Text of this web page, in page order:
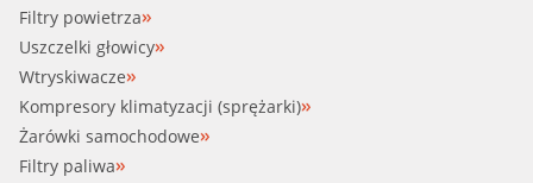
Filtry powietrza
Uszczelki głowicy
Wtryskiwacze
Kompresory klimatyzacji (sprężarki)
Żarówki samochodowe
Filtry paliwa